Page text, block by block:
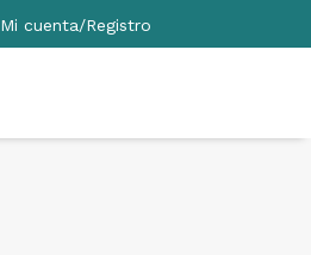
Mi cuenta/Registro